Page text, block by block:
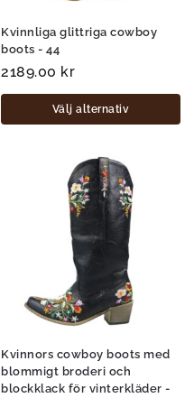
Kvinnliga glittriga cowboy
boots - 44
2189.00 kr
Välj alternativ
Kvinnors cowboy boots med
blommigt broderi och
blockklack för vinterkläder -